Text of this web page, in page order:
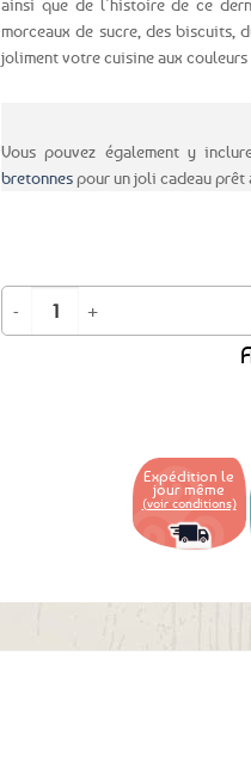
ainsi que de l’histoire de ce
morceaux de sucre, des
joliment votre cuisine aux couleurs
Vous pouvez également y
bretonnes pour un joli cadeau prêt
quantité de Boîte à sucre en métal
Expédition le
jour même
(voir conditions)